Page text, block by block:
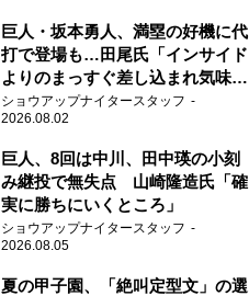
巨人・坂本勇人、満塁の好機に代
打で登場も…田尾氏「インサイド
よりのまっすぐ差し込まれ気味で
したね」
ショウアップナイタースタッフ
2026.08.02
巨人、8回は中川、田中瑛の小刻
み継投で無失点 山崎隆造氏「確
実に勝ちにいくところ」
ショウアップナイタースタッフ
2026.08.05
夏の甲子園、「絶叫定型文」の選